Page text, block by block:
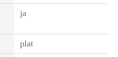
ja
plat